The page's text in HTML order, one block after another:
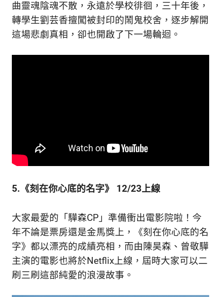
曲靈魂陰魂不散，永遠於學校徘徊，三十年後，
轉學生劉芸香擅闖被封印的鬧鬼校舍，逐步解開
這場悲劇真相，卻也開啟了下一場輪迴。
5.《刻在你心底的名字》 12/23上線
大家最愛的「驊森CP」準備衝出電影院啦！今
年不論是票房還是金馬獎上，《刻在你心底的名
字》都以漂亮的成績亮相，而由陳昊森、曾敬驊
主演的電影也將於Netflix上線，屆時大家可以二
刷三刷這部純愛的浪漫故事。